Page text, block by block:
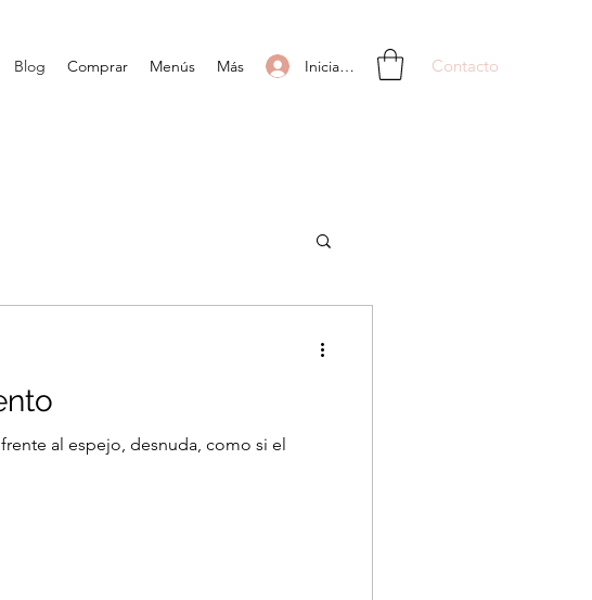
Blog Comprar Menús Más Iniciar sesión Contacto
al espejo, desnuda, como si el